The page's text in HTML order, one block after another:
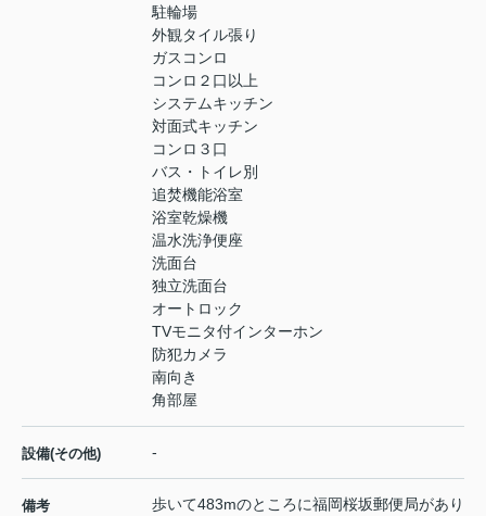
駐輪場
外観タイル張り
ガスコンロ
コンロ２口以上
システムキッチン
対面式キッチン
コンロ３口
バス・トイレ別
追焚機能浴室
浴室乾燥機
温水洗浄便座
洗面台
独立洗面台
オートロック
TVモニタ付インターホン
防犯カメラ
南向き
角部屋
設備(その他) -
備考
歩いて483mのところに福岡桜坂郵便局があり